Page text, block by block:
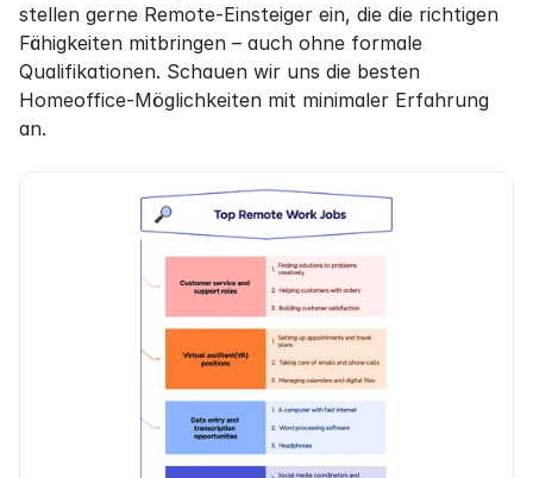
stellen gerne Remote-Einsteiger ein, die die richtigen
Fähigkeiten mitbringen – auch ohne formale
Qualifikationen. Schauen wir uns die besten
Homeoffice-Möglichkeiten mit minimaler Erfahrung
an.